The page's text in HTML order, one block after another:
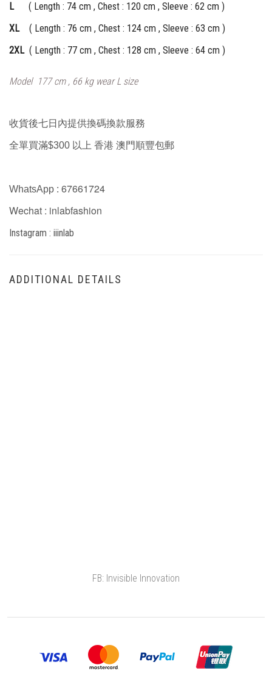
L
( Length : 74 cm , Chest : 120 cm , Sleeve : 62 cm )
XL
( Length : 76 cm , Chest : 124 cm , Sleeve : 63 cm )
2XL( Length : 77 cm , Chest : 128 cm , Sleeve : 64 cm )
Model 177 cm , 66 kg wear L size
收貨後七日內提供換碼換款服務
全單買滿$300 以上 香港 澳門順豐包郵
WhatsApp : 67661724
Wechat : inlabfashion
Instagram : iiinlab
ADDITIONAL DETAILS
FB: Invisible Innovation